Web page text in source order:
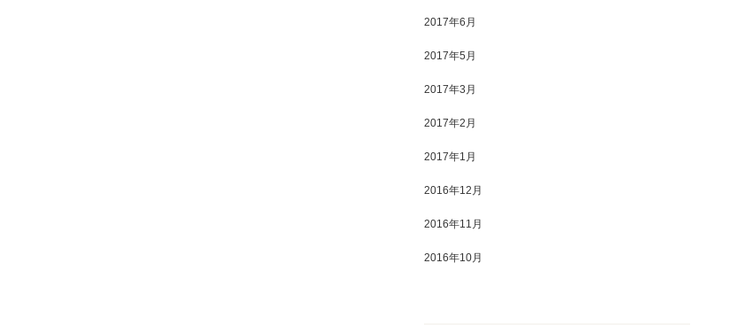
2017年6月
2017年5月
2017年3月
2017年2月
2017年1月
2016年12月
2016年11月
2016年10月